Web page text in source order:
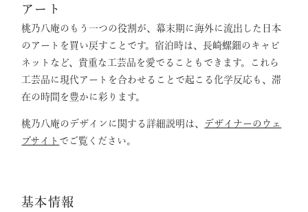
アート
桃乃八庵のもう一つの役割が、幕末期に海外に流出した日本
のアートを買い戻すことです。宿泊時は、長崎螺鈿のキャビ
ネットなど、貴重な工芸品を愛でることもできます。これら
工芸品に現代アートを合わせることで起こる化学反応も、滞
在の時間を豊かに彩ります。
桃乃八庵のデザインに関する詳細説明は、 デザイナーのウェ
ブサイト でご覧ください。
基本情報